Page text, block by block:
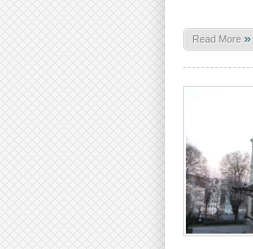
Read More »